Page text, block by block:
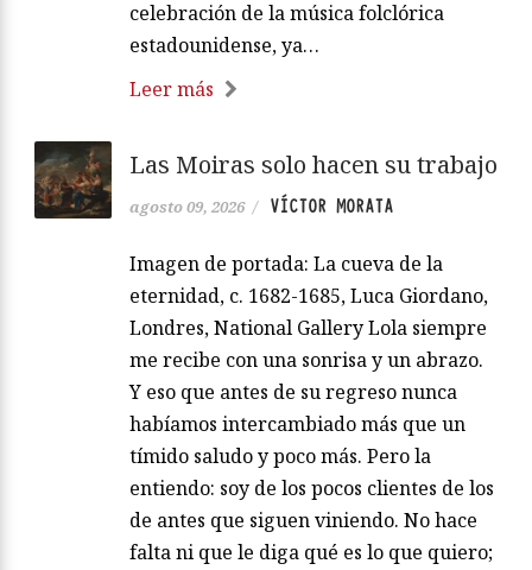
celebración de la música folclórica
estadounidense, ya…
Leer más
Las Moiras solo hacen su trabajo
agosto 09, 2026 / VÍCTOR MORATA
Imagen de portada: La cueva de la
eternidad, c. 1682-1685, Luca Giordano,
Londres, National Gallery Lola siempre
me recibe con una sonrisa y un abrazo.
Y eso que antes de su regreso nunca
habíamos intercambiado más que un
tímido saludo y poco más. Pero la
entiendo: soy de los pocos clientes de los
de antes que siguen viniendo. No hace
falta ni que le diga qué es lo que quiero;